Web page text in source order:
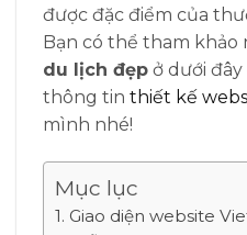
được đặc điểm của
Bạn có thể tham khảo
du lịch đẹp ở dưới
thông tin thiết kế
mình nhé!
Mục lục
Giao diện website